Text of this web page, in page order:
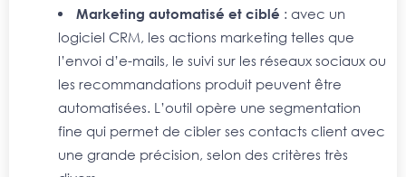
Marketing automatisé et ciblé : avec un
logiciel CRM, les actions marketing telles que
l’envoi d’e-mails, le suivi sur les réseaux sociaux ou
les recommandations produit peuvent être
automatisées. L’outil opère une segmentation
fine qui permet de cibler ses contacts client avec
une grande précision, selon des critères très